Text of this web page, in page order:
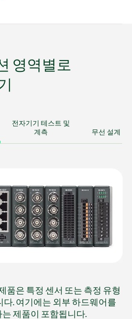
영역별로
전자기기 테스트 및
계측
무선 설계 및
품은 특정 센서 또는 측정 유형
. 여기에는 외부 하드웨어를
제품이 포함됩니다.